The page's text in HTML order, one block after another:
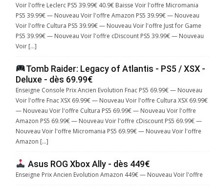
Voir l'offre Leclerc PS5 39.99€ 40.9€ Baisse Voir l'offre Micromania
PS5 39.99€ — Nouveau Voir l'offre Amazon PS5 39.99€ — Nouveau
Voir l'offre Cultura PS5 39.99€ — Nouveau Voir l'offre Just for Game
PS5 39.99€ — Nouveau Voir l'offre cDiscount PS5 39.99€ — Nouveau
Voir […]
Tomb Raider: Legacy of Atlantis - PS5 / XSX -
Deluxe - dès 69.99€
Enseigne Console Prix Ancien Evolution Fnac PS5 69.99€ — Nouveau
Voir l'offre Fnac XSX 69.99€ — Nouveau Voir l'offre Cultura XSX 69.99€
— Nouveau Voir l'offre Cultura PS5 69.99€ — Nouveau Voir l'offre
Amazon PS5 69.99€ — Nouveau Voir l'offre cDiscount PS5 69.99€ —
Nouveau Voir l'offre Micromania PS5 69.99€ — Nouveau Voir l'offre
Amazon […]
Asus ROG Xbox Ally - dès 449€
Enseigne Prix Ancien Evolution Amazon 449€ — Nouveau Voir l'offre